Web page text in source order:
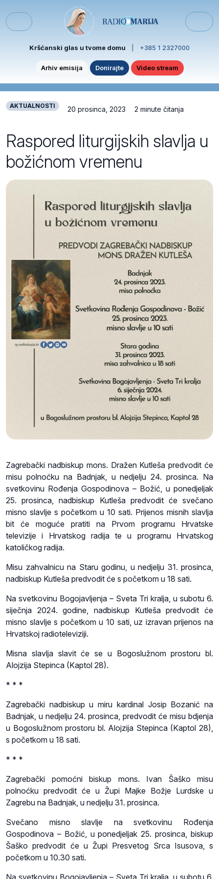
Menu
Kršćanski glas u tvome domu +385 1 2327000
Arhiv emisija Donirajte Video stream
AKTUALNOSTI 20 prosinca, 2023 2 minute čitanja
Raspored liturgijskih slavlja u
božićnom vremenu
Zagrebački nadbiskup mons. Dražen Kutleša predvodit će
misu polnoćku na Badnjak, u nedjelju 24. prosinca. Na
svetkovinu Rođenja Gospodinova – Božić, u ponedjeljak
25. prosinca, nadbiskup Kutleša predvodit će svečano
misno slavlje s početkom u 10 sati. Prijenos misnih slavlja
bit će moguće pratiti na Prvom programu Hrvatske
televizije i Hrvatskog radija te u programu Hrvatskog
katoličkog radija.
Misu zahvalnicu na Staru godinu, u nedjelju 31. prosinca,
nadbiskup Kutleša predvodit će s početkom u 18 sati.
Na svetkovinu Bogojavljenja – Sveta Tri kralja, u subotu 6.
siječnja 2024. godine, nadbiskup Kutleša predvodit će
misno slavlje s početkom u 10 sati, uz izravan prijenos na
Hrvatskoj radioteleviziji.
Misna slavlja slavit će se u Bogoslužnom prostoru bl.
Alojzija Stepinca (Kaptol 28).
* * *
Zagrebački nadbiskup u miru kardinal Josip Bozanić na
Badnjak, u nedjelju 24. prosinca, predvodit će misu bdjenja
u Bogoslužnom prostoru bl. Alojzija Stepinca (Kaptol 28),
s početkom u 18 sati.
* * *
Zagrebački pomoćni biskup mons. Ivan Šaško misu
polnoćku predvodit će u Župi Majke Božje Lurdske u
Zagrebu na Badnjak, u nedjelju 31. prosinca.
Svečano misno slavlje na svetkovinu Rođenja
Gospodinova – Božić, u ponedjeljak 25. prosinca, biskup
Šaško predvodit će u Župi Presvetog Srca Isusova, s
početkom u 10.30 sati.